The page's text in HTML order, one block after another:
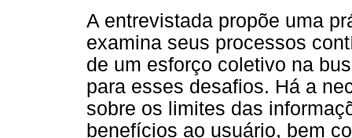
A entrevistada propõe uma
examina seus processos
de um esforço coletivo na
para esses desafios. Há a
sobre os limites das
benefícios ao usuário, bem